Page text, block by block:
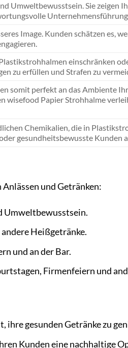
Umweltbewusstsein. Sie zeigen
Image. Kunden schätzen es,
einschränken
zu erfüllen und Strafen zu
somit perfekt an das Ambiente
wisefood Papier Strohhalme
Chemikalien, die in
gesundheitsbewusste Kunden
und Getränken:
Umweltbewusstsein.
Heißgetränke.
und an der Bar.
Firmenfeiern und
gesunden Getränke zu
Kunden eine nachhaltige